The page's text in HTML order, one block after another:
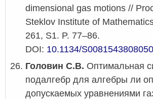
dimensional gas motions //
Steklov Institute of
261, S1. P. 77–86.
DOI: 10.1134/
Головин С.В. Оптимальная
подалгебр для алгебры ли
допускаемых уравнениями